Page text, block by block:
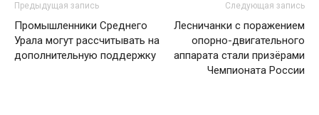
Предыдущая запись
Промышленники Среднего
Урала могут рассчитывать на
дополнительную поддержку
Следующая запись
Лесничанки с поражением
опорно-двигательного
аппарата стали призёрами
Чемпионата России